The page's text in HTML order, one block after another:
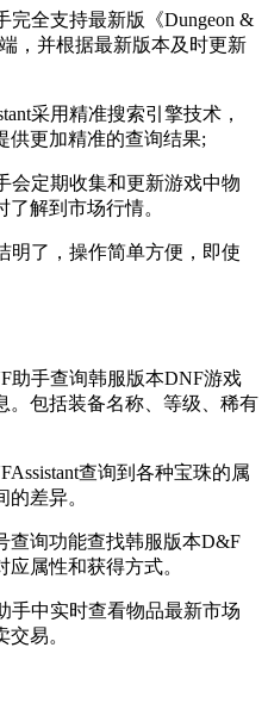
完全支持最新版《Dungeon &
，并根据最新版本及时更新
采用精准搜索引擎技术，
供更加精准的查询结果;
会定期收集和更新游戏中物
解到市场行情。
明了，操作简单方便，即使
助手查询韩服版本DNF游戏
。包括装备名称、等级、稀有
查询到各种宝珠的属
差异。
查询功能查找韩服版本D&F
属性和获得方式。
手中实时查看物品最新市场
易。